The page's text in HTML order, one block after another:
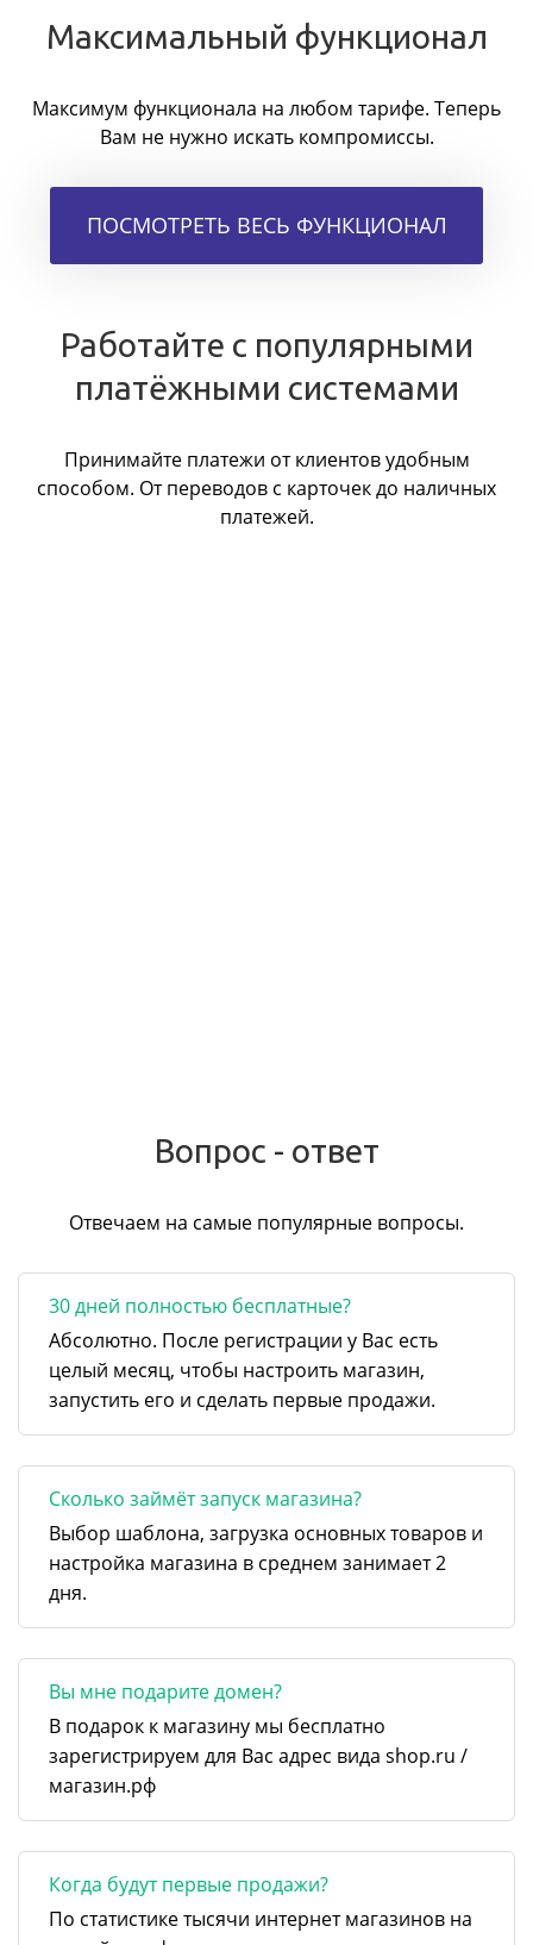
Максимальный функционал
Максимум функционала на любом тарифе. Теперь
Вам не нужно искать компромиссы.
ПОСМОТРЕТЬ ВЕСЬ ФУНКЦИОНАЛ
Работайте с популярными
платёжными системами
Принимайте платежи от клиентов удобным
способом. От переводов с карточек до наличных
платежей.
Вопрос - ответ
Отвечаем на самые популярные вопросы.
30 дней полностью бесплатные?
Абсолютно. После регистрации у Вас есть
целый месяц, чтобы настроить магазин,
запустить его и сделать первые продажи.
Сколько займёт запуск магазина?
Выбор шаблона, загрузка основных товаров и
настройка магазина в среднем занимает 2
дня.
Вы мне подарите домен?
В подарок к магазину мы бесплатно
зарегистрируем для Вас адрес вида shop.ru /
магазин.рф
Когда будут первые продажи?
По статистике тысячи интернет магазинов на